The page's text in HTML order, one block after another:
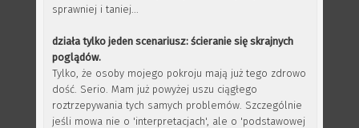
sprawniej i taniej...
działa tylko jeden scenariusz: ścieranie się skrajnych
poglądów.
Tylko, że osoby mojego pokroju mają już tego zdrowo
dość. Serio. Mam już powyżej uszu ciągłego
roztrzepywania tych samych problemów. Szczególnie
jeśli mowa nie o 'interpretacjach', ale o 'podstawowej